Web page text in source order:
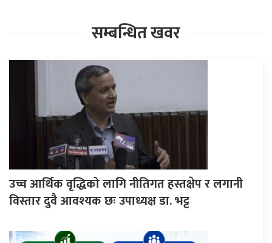
सम्बन्धित खवर
उच्च आर्थिक वृद्धिको लागि नीतिगत हस्तक्षेप र लगानी
विस्तार दुवै आवश्यक छः उपाध्यक्ष डा. भट्ट